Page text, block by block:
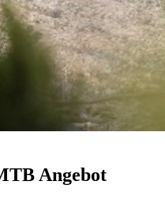
Angebot